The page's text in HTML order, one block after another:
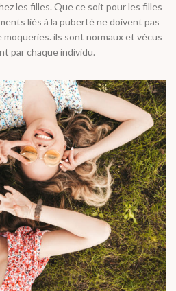
les filles. Que ce soit pour les filles
liés à la puberté ne doivent pas
ils sont normaux et vécus
par chaque individu.